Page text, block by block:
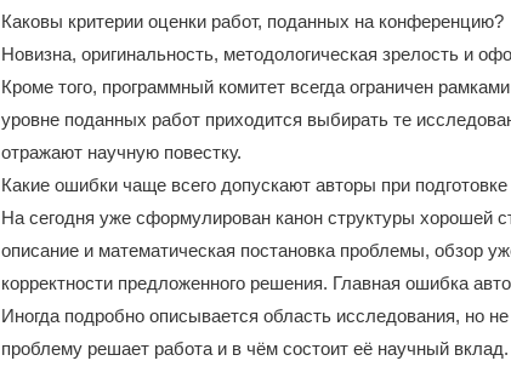
Каковы критерии оценки работ, поданных на конференцию?
Новизна, оригинальность, методологическая зрелость и
Кроме того, программный комитет всегда ограничен
уровне поданных работ приходится выбирать те
отражают научную повестку.
Какие ошибки чаще всего допускают авторы при подготовке
На сегодня уже сформулирован канон структуры хорошей
описание и математическая постановка проблемы, обзор
корректности предложенного решения. Главная ошибка
Иногда подробно описывается область исследования, но
проблему решает работа и в чём состоит её научный вклад.